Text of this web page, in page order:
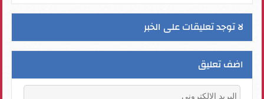
لا توجد تعليقات على الخبر
اضف تعليق